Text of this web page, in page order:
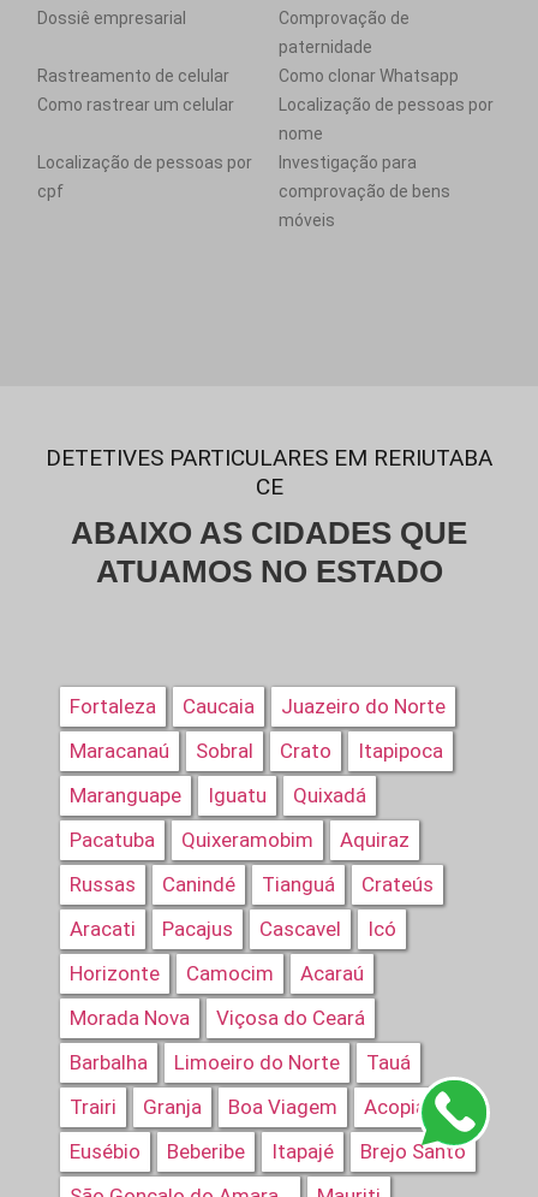
Dossiê empresarial
Comprovação de
paternidade
Rastreamento de celular
Como clonar Whatsapp
Como rastrear um celular
Localização de pessoas por
nome
Localização de pessoas por
cpf
Investigação para
comprovação de bens
móveis
DETETIVES PARTICULARES EM RERIUTABA
CE
ABAIXO AS CIDADES QUE
ATUAMOS NO ESTADO
Fortaleza Caucaia
Juazeiro do Norte
Maracanaú
Sobral Crato
Itapipoca
Maranguape
Iguatu
Quixadá
Pacatuba
Quixeramobim
Aquiraz
Russas
Canindé Tianguá
Crateús
Aracati
Pacajus Cascavel
Icó
Horizonte
Camocim
Acaraú
Morada Nova
Viçosa do Ceará
Barbalha
Limoeiro do Norte
Tauá
Trairi
Granja Boa Viagem
Acopiara
Eusébio
Beberibe Itapajé Brejo Santo